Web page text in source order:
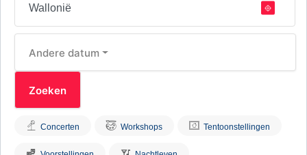
Andere datum
Concerten Workshops Tentoonstellingen